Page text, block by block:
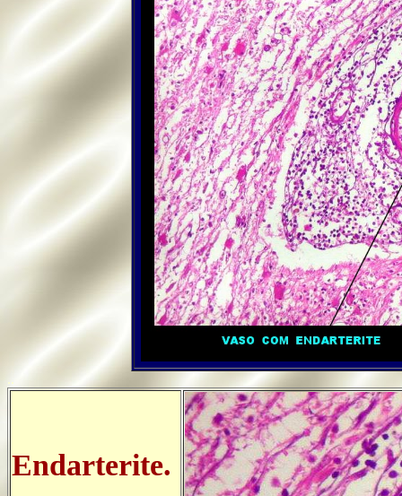
..
Endarterite.